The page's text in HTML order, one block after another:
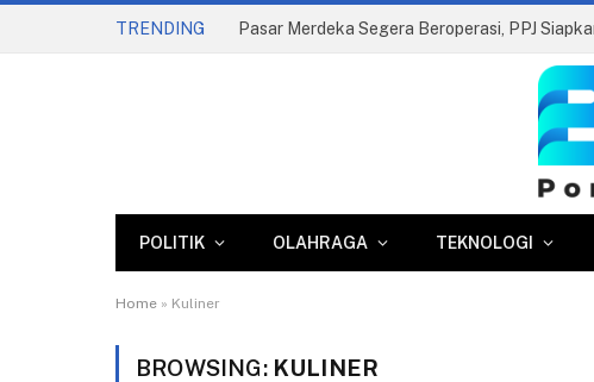
TRENDING
POLITIK OLAHRAGA TEKNOLOGI
Home » Kuliner
BROWSING: KULINER